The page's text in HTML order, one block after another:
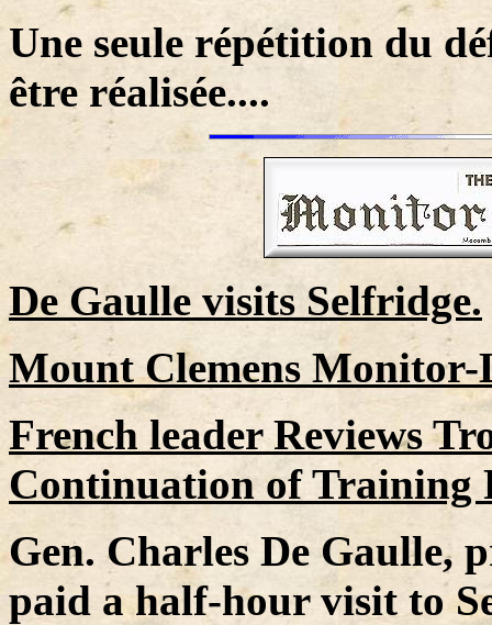
Une seule répétition du
être réalisée....
De Gaulle visits Selfridge.
Mount Clemens Monitor-
French leader Reviews
Continuation of Training
Gen. Charles De Gaulle,
paid a half-hour visit to